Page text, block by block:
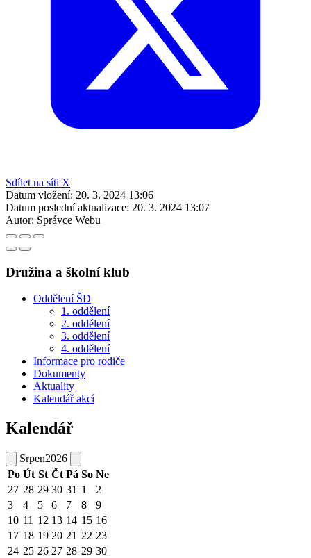
Sdílet na síti X
Datum vložení: 20. 3. 2024 13:06
Datum poslední aktualizace: 20. 3. 2024 13:07
Autor: Správce Webu
Družina a školní klub
Oddělení ŠD
1. oddělení
2. oddělení
3. oddělení
4. oddělení
Informace pro rodiče
Dokumenty
Aktuality
Kalendář akcí
Kalendář
Srpen2026
Po Út St Čt Pá So Ne
27 28 29 30 31 1
2
3
4 5 6 7 8
9
10 11 12 13 14 15 16
17 18 19 20 21 22 23
24 25 26 27 28 29 30